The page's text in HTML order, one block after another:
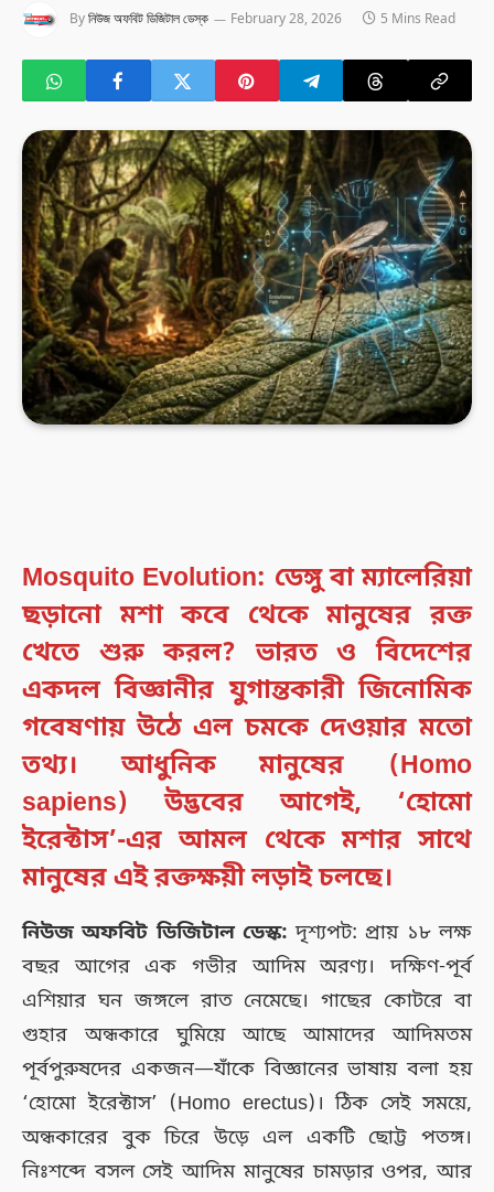
Byনিউজ অফবিট ডিজিটাল ডেস্ক February 28, 2026 5 Mins Read
Mosquito Evolution: ডেঙ্গু বা ম্যালেরিয়া
ছড়ানো মশা কবে থেকে মানুষের রক্ত
খেতে শুরু করল? ভারত ও বিদেশের
একদল বিজ্ঞানীর যুগান্তকারী জিনোমিক
গবেষণায় উঠে এল চমকে দেওয়ার মতো
তথ্য। আধুনিক মানুষের (Homo
sapiens) উদ্ভবের আগেই, ‘হোমো
ইরেক্টাস’-এর আমল থেকে মশার সাথে
মানুষের এই রক্তক্ষয়ী লড়াই চলছে।
নিউজ অফবিট ডিজিটাল ডেস্ক:দৃশ্যপট: প্রায় ১৮ লক্ষ
বছর আগের এক গভীর আদিম অরণ্য। দক্ষিণ-পূর্ব
এশিয়ার ঘন জঙ্গলে রাত নেমেছে। গাছের কোটরে বা
গুহার অন্ধকারে ঘুমিয়ে আছে আমাদের আদিমতম
পূর্বপুরুষদের একজন—যাঁকে বিজ্ঞানের ভাষায় বলা হয়
‘হোমো ইরেক্টাস’ (Homo erectus)। ঠিক সেই সময়ে,
অন্ধকারের বুক চিরে উড়ে এল একটি ছোট্ট পতঙ্গ।
নিঃশব্দে বসল সেই আদিম মানুষের চামড়ার ওপর, আর